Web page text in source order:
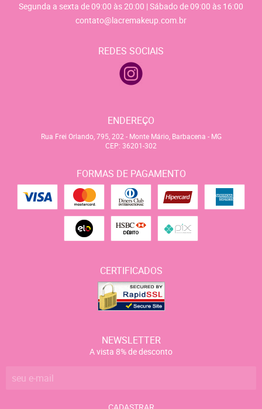
Segunda a sexta de 09:00 às 20:00 | Sábado de 09:00 às 16:00
contato@lacremakeup.com.br
REDES SOCIAIS
ENDEREÇO
Rua Frei Orlando, 795, 202 - Monte Mário, Barbacena - MG
CEP: 36201-302
FORMAS DE PAGAMENTO
CERTIFICADOS
NEWSLETTER
A vista 8% de desconto
CADASTRAR